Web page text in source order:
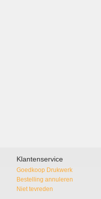
Klantenservice
Goedkoop Drukwerk
Bestelling annuleren
Niet tevreden